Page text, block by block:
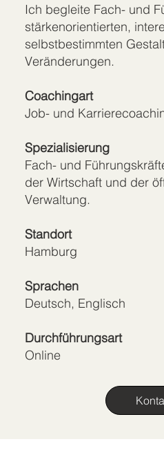
Ich begleite Fach- und
stärkenorientierten,
selbstbestimmten
Veränderungen.
Coachingart
Job- und
Spezialisierung
Fach- und
der Wirtschaft und der
Verwaltung.
Standort
Hamburg
Sprachen
Deutsch, Englisch
Durchführungsart
Online